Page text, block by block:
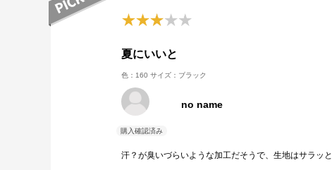
夏にいいと
色：160 サイズ：ブラック
no name
汗？が臭いづらいような加工だそうで、生地はサラッ